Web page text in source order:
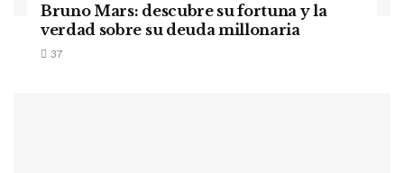
Bruno Mars: descubre su fortuna y la
verdad sobre su deuda millonaria
37